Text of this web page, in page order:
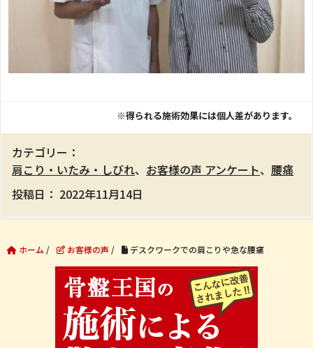
※得られる施術効果には個人差があります。
カテゴリー：
肩こり・いたみ・しびれ、 お客様の声 アンケート、 腰痛
投稿日： 2022年11月14日
ホーム / お客様の声 / デスクワークでの肩こりや急な腰痛